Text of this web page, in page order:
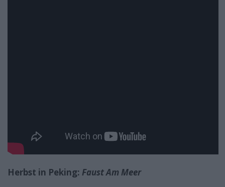
Herbst in Peking: Faust Am Meer